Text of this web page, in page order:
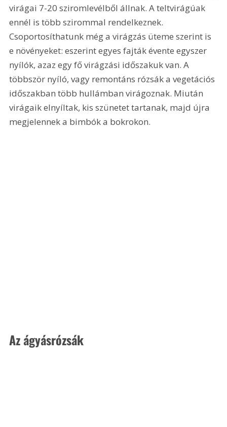
virágai 7-20 sziromlevélből állnak. A teltvirágúak
ennél is több szirommal rendelkeznek.
Csoportosíthatunk még a virágzás üteme szerint is
e növényeket: eszerint egyes fajták évente egyszer
nyílók, azaz egy fő virágzási időszakuk van. A
többször nyíló, vagy remontáns rózsák a vegetációs
időszakban több hullámban virágoznak. Miután
virágaik elnyíltak, kis szünetet tartanak, majd újra
megjelennek a bimbók a bokrokon.
Az ágyásrózsák